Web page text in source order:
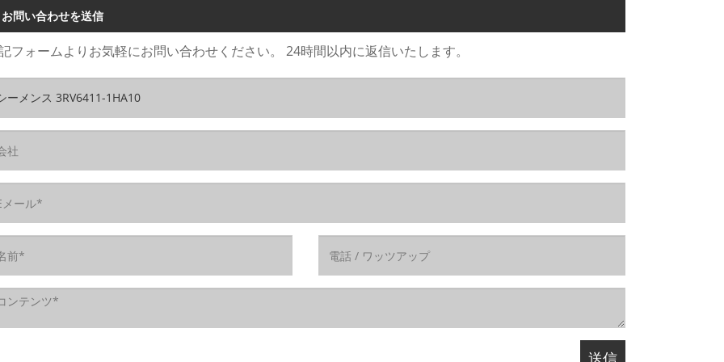
お問い合わせを送信
フォームよりお気軽にお問い合わせください。 24時間以内に返信いたします。